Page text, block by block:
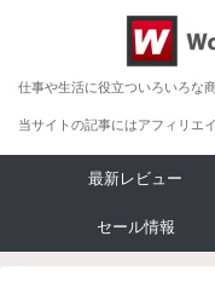
仕事や生活に役立ついろいろな
当サイトの記事にはアフィリエ
最新レビュー
セール情報